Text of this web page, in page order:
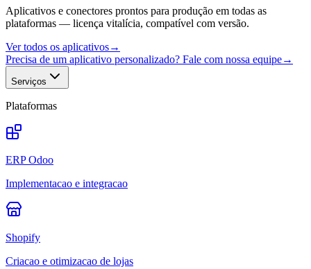
Aplicativos e conectores prontos para produção em todas as
plataformas — licença vitalícia, compatível com versão.
Ver todos os aplicativos→
Precisa de um aplicativo personalizado? Fale com nossa equipe→
Serviços
Plataformas
ERP Odoo
Implementacao e integracao
Shopify
Criacao e otimizacao de lojas